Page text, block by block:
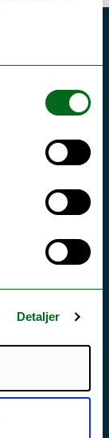
Detaljer